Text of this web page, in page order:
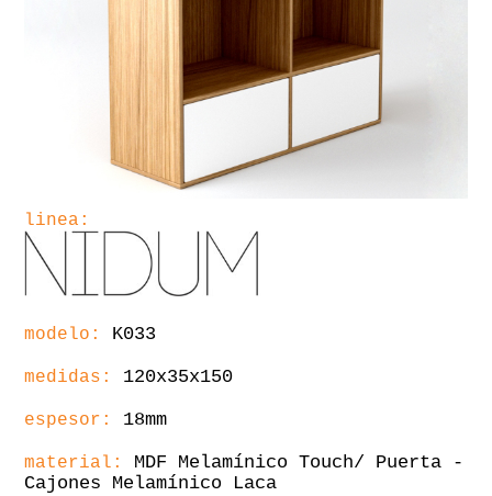
linea:
modelo: K033
medidas: 120x35x150
espesor: 18mm
material:
MDF Melamínico Touch/ Puerta -
Cajones Melamínico Laca